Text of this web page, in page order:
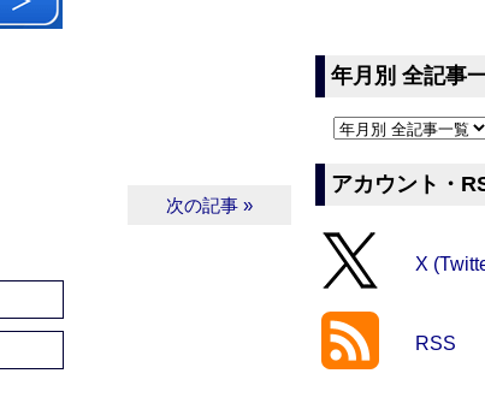
次の記事 »
年月別 全記事
アカウント・
X
RSS